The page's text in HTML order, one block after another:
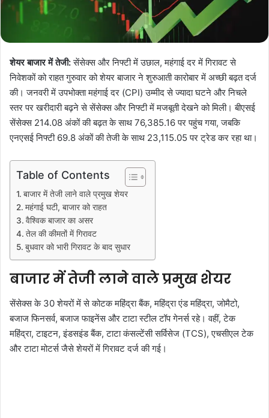
शेयर बाजार में तेजी:सेंसेक्स और निफ्टी में उछाल, महंगाई दर में गिरावट से
निवेशकों को राहत गुरुवार को शेयर बाजार ने शुरुआती कारोबार में अच्छी बढ़त दर्ज
की। जनवरी में उपभोक्ता महंगाई दर (CPI) उम्मीद से ज्यादा घटने और निचले
स्तर पर खरीदारी बढ़ने से सेंसेक्स और निफ्टी में मजबूती देखने को मिली। बीएसई
सेंसेक्स 214.08 अंकों की बढ़त के साथ 76,385.16 पर पहुंच गया, जबकि
एनएसई निफ्टी 69.8 अंकों की तेजी के साथ 23,115.05 पर ट्रेड कर रहा था।
Table of Contents
बाजार में तेजी लाने वाले प्रमुख शेयर
महंगाई घटी, बाजार को राहत
वैश्विक बाजार का असर
तेल की कीमतों में गिरावट
बुधवार को भारी गिरावट के बाद सुधार
बाजार में तेजी लाने वाले प्रमुख शेयर
सेंसेक्स के 30 शेयरों में से कोटक महिंद्रा बैंक, महिंद्रा एंड महिंद्रा, जोमैटो,
बजाज फिनसर्व, बजाज फाइनेंस और टाटा स्टील टॉप गेनर्स रहे। वहीं, टेक
महिंद्रा, टाइटन, इंडसइंड बैंक, टाटा कंसल्टेंसी सर्विसेज (TCS), एचसीएल टेक
और टाटा मोटर्स जैसे शेयरों में गिरावट दर्ज की गई।